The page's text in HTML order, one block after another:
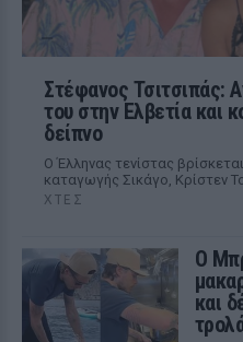
Στέφανος Τσιτσιπάς:
του στην Ελβετία και
δείπνο
Ο Έλληνας τενίστας
καταγωγής Σικάγο, Κρίστεν
ΧΤΕΣ
Ο
και